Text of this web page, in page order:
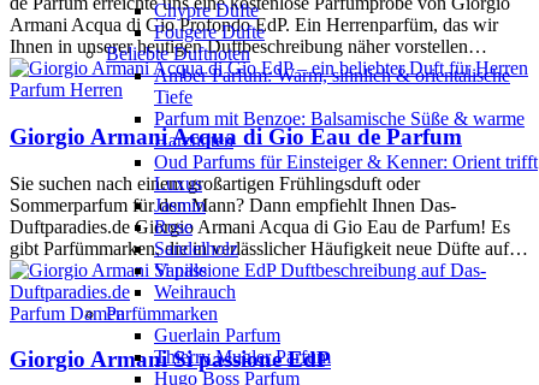
Chypre Düfte
Fougere Düfte
Beliebte Duftnoten
Amber Parfum: Warm, sinnlich & orientalische
Tiefe
Parfum mit Benzoe: Balsamische Süße & warme
Harznoten
Oud Parfums für Einsteiger & Kenner: Orient trifft
Luxus
Jasmin
Rose
Sandelholz
Vanille
Weihrauch
Parfümmarken
Guerlain Parfum
Thierry Mugler Parfum
Hugo Boss Parfum
Armani Acqua di Gio Profondo EdP. Ein Herrenparfüm, das wir
Ihnen in unserer heutigen Duftbeschreibung näher vorstellen…
Parfum Herren
Giorgio Armani Acqua di Gio Eau de Parfum
Sie suchen nach einem großartigen Frühlingsduft oder
Sommerparfum für den Mann? Dann empfiehlt Ihnen Das-
Duftparadies.de Giorgio Armani Acqua di Gio Eau de Parfum! Es
gibt Parfümmarken, die in verlässlicher Häufigkeit neue Düfte auf…
Parfum Damen
Giorgio Armani Si passione EdP